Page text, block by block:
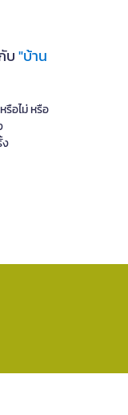
บ"บ้าน
อไม่ หรือ